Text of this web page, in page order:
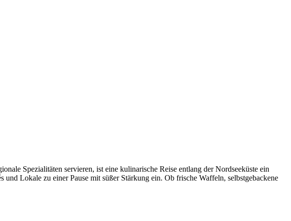
Spezialitäten servieren, ist eine kulinarische Reise entlang der Nordseeküste ein
Lokale zu einer Pause mit süßer Stärkung ein. Ob frische Waffeln, selbstgebackene